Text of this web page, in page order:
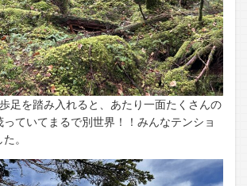
足を踏み入れると、あたり一面たくさんの
ていてまるで別世界！！みんなテンショ
。